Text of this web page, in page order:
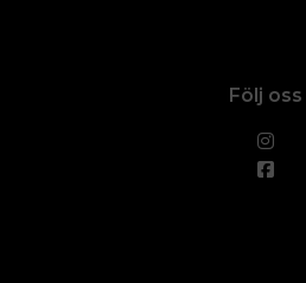
Följ oss